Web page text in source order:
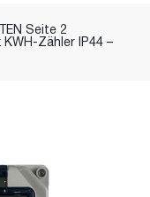
Seite 2
Zähler IP44 –